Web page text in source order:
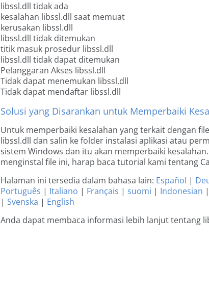
libssl.dll tidak ada
kesalahan libssl.dll saat memuat
kerusakan libssl.dll
libssl.dll tidak ditemukan
titik masuk prosedur libssl.dll
libssl.dll tidak dapat ditemukan
Pelanggaran Akses libssl.dll
Tidak dapat menemukan libssl.dll
Tidak dapat mendaftar libssl.dll
Solusi yang Disarankan untuk Memperbaiki
Untuk memperbaiki kesalahan yang terkait dengan
libssl.dll dan salin ke folder instalasi aplikasi atau
sistem Windows dan itu akan memperbaiki
menginstal file ini, harap baca tutorial kami tentang
Halaman ini tersedia dalam bahasa lain: Español |
Português | Italiano | Français | suomi | Indonesian |
| Svenska | English
Anda dapat membaca informasi lebih lanjut tentang